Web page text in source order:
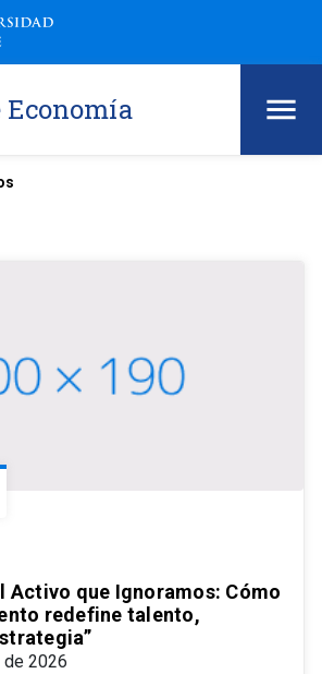
Activo que Ignoramos: Cómo
redefine talento,
2026